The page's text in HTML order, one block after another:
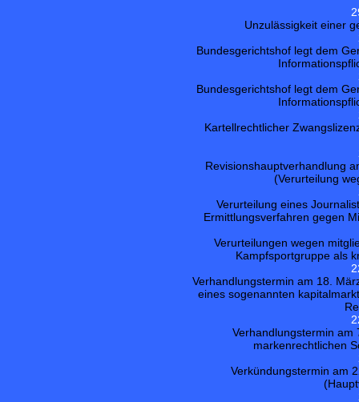
Unzulässigkeit einer
Bundesgerichtshof legt dem
Bundesgerichtshof legt dem
Kartellrechtlicher
Revisionshauptverhandlung
(Verurteilung
Verurteilung eines
Ermittlungsverfahren gegen
Verurteilungen wegen
Kampfsportgruppe als
Verhandlungstermin am 18.
eines sogenannten
Verhandlungstermin am
markenrechtlichen
Verkündungstermin am